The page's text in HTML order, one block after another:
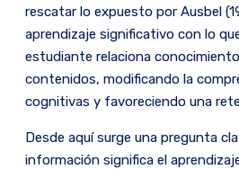
rescatar lo expuesto por Ausbel
aprendizaje significativo con lo
estudiante relaciona
contenidos, modificando la
cognitivas y favoreciendo una
Desde aquí surge una pregunta
información significa el